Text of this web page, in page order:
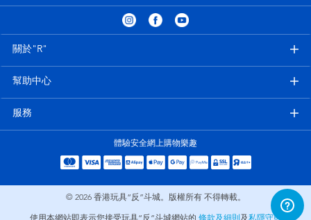
關於"R"
幫助中心
服務
體驗安全網上購物樂趣
© 2026 香港玩具“反”斗城。版權所有 不得轉載。
使用本網站即表示您接受玩具“反”斗城網站的 條款及細則及私隱守則